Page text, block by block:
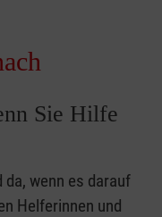
Sie Hilfe
wenn es darauf
Helferinnen und